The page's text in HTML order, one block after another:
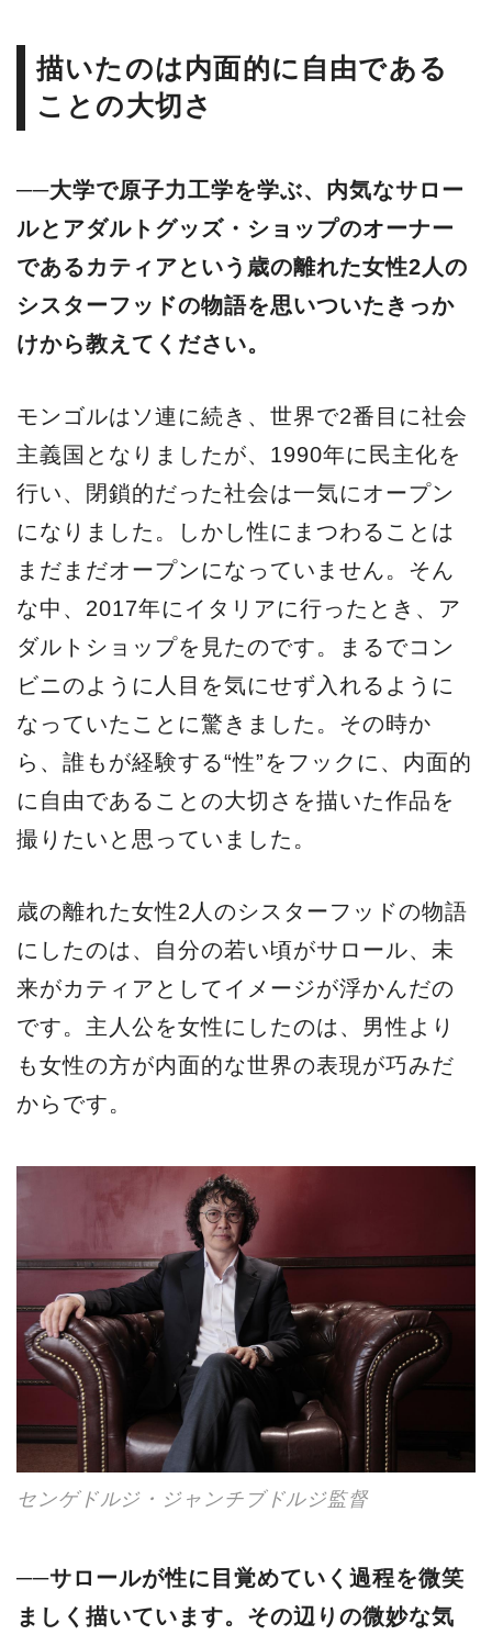
描いたのは内面的に自由である
ことの大切さ
──大学で原子力工学を学ぶ、内気なサロー
ルとアダルトグッズ・ショップのオーナー
であるカティアという歳の離れた女性2人の
シスターフッドの物語を思いついたきっか
けから教えてください。
モンゴルはソ連に続き、世界で2番目に社会
主義国となりましたが、1990年に民主化を
行い、閉鎖的だった社会は一気にオープン
になりました。しかし性にまつわることは
まだまだオープンになっていません。そん
な中、2017年にイタリアに行ったとき、ア
ダルトショップを見たのです。まるでコン
ビニのように人目を気にせず入れるように
なっていたことに驚きました。その時か
ら、誰もが経験する“性”をフックに、内面的
に自由であることの大切さを描いた作品を
撮りたいと思っていました。
歳の離れた女性2人のシスターフッドの物語
にしたのは、自分の若い頃がサロール、未
来がカティアとしてイメージが浮かんだの
です。主人公を女性にしたのは、男性より
も女性の方が内面的な世界の表現が巧みだ
からです。
センゲドルジ・ジャンチブドルジ監督
──サロールが性に目覚めていく過程を微笑
ましく描いています。その辺りの微妙な気